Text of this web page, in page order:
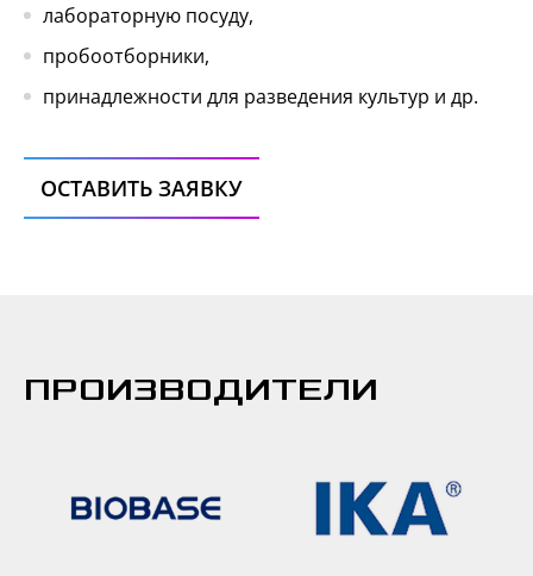
лабораторную посуду,
пробоотборники,
принадлежности для разведения культур и др.
ОСТАВИТЬ ЗАЯВКУ
ПРОИЗВОДИТЕЛИ